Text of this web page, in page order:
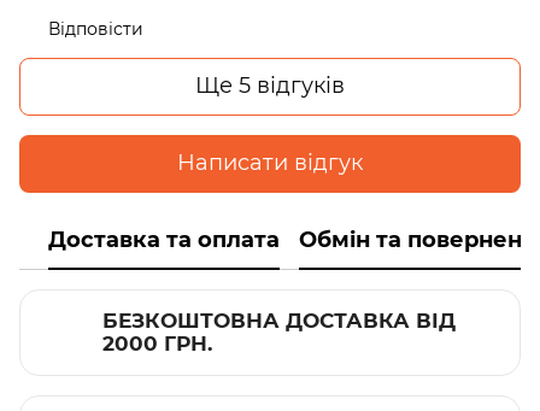
Відповісти
Ще 5 відгуків
Написати відгук
Доставка та оплата Обмін та
БЕЗКОШТОВНА ДОСТАВКА ВІД
2000 ГРН.